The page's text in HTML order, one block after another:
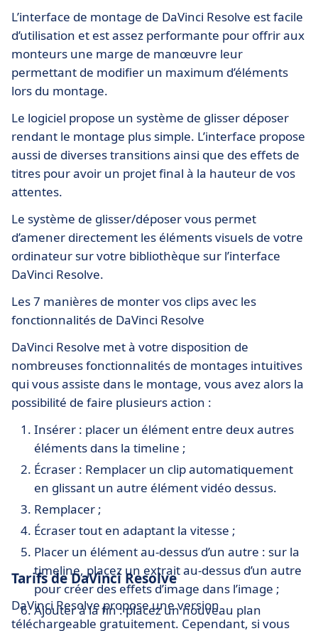
L’interface de montage de DaVinci Resolve est facile
d’utilisation et est assez performante pour offrir aux
monteurs une marge de manœuvre leur
permettant de modifier un maximum d’éléments
lors du montage.
Le logiciel propose un système de glisser déposer
rendant le montage plus simple. L’interface propose
aussi de diverses transitions ainsi que des effets de
titres pour avoir un projet final à la hauteur de vos
attentes.
Le système de glisser/déposer vous permet
d’amener directement les éléments visuels de votre
ordinateur sur votre bibliothèque sur l’interface
DaVinci Resolve.
Les 7 manières de monter vos clips avec les
fonctionnalités de DaVinci Resolve
DaVinci Resolve met à votre disposition de
nombreuses fonctionnalités de montages intuitives
qui vous assiste dans le montage, vous avez alors la
possibilité de faire plusieurs action :
Insérer : placer un élément entre deux autres
éléments dans la timeline ;
Écraser : Remplacer un clip automatiquement
en glissant un autre élément vidéo dessus.
Remplacer ;
Écraser tout en adaptant la vitesse ;
Placer un élément au-dessus d’un autre : sur la
timeline, placez un extrait au-dessus d’un autre
pour créer des effets d’image dans l’image ;
Ajouter à la fin : placez un nouveau plan
Tarifs de DaVinci Resolve
DaVinci Resolve propose une version
téléchargeable gratuitement. Cependant, si vous